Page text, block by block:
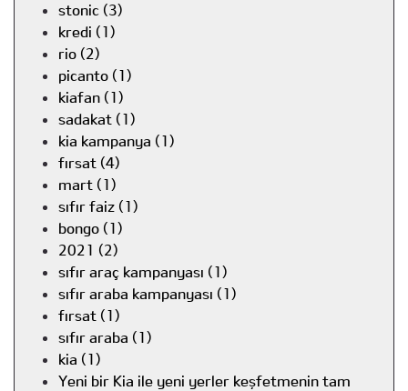
stonic (3)
kredi (1)
rio (2)
picanto (1)
kiafan (1)
sadakat (1)
kia kampanya (1)
fırsat (4)
mart (1)
sıfır faiz (1)
bongo (1)
2021 (2)
sıfır araç kampanyası (1)
sıfır araba kampanyası (1)
fırsat (1)
sıfır araba (1)
kia (1)
Yeni bir Kia ile yeni yerler keşfetmenin tam